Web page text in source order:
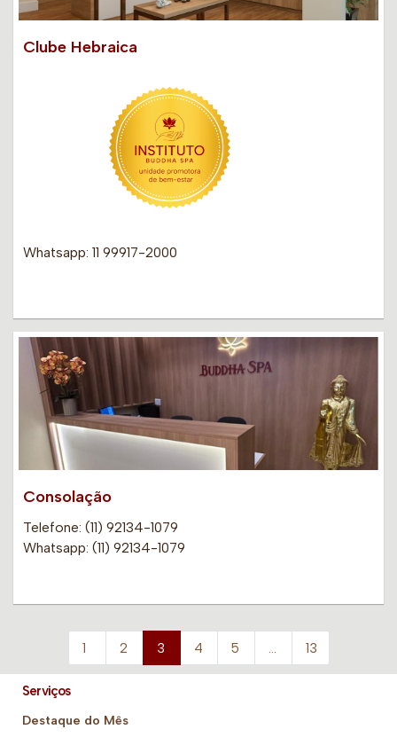
Clube Hebraica
Whatsapp: 11 99917-2000
Consolação
Telefone: (11) 92134-1079
Whatsapp: (11) 92134-1079
1 2 3 4 5 … 13
Serviços
Destaque do Mês